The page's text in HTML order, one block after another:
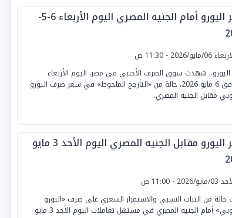
سعر اليورو أمام الجنيه المصري اليوم الأربعاء 6-5-
06/مايو/2026 - 11:30 ص
شهدت سوق الصرف الأجنبي في مصر، اليوم الأربعاء
الموافق 6 مايو 2026، حالة من «التأرجح الملحوظ» في سعر صرف اليورو
مقابل الجنيه المصري.
سعر اليورو مقابل الجنيه المصري اليوم الأحد 3 مايو
2026 - 11:00 ص
حالة من الثبات النسبي والاستقرار السعري على صرف «اليورو
الأوروبي» أمام الجنيه المصري في مستهل تعاملات اليوم الأحد 3 مايو